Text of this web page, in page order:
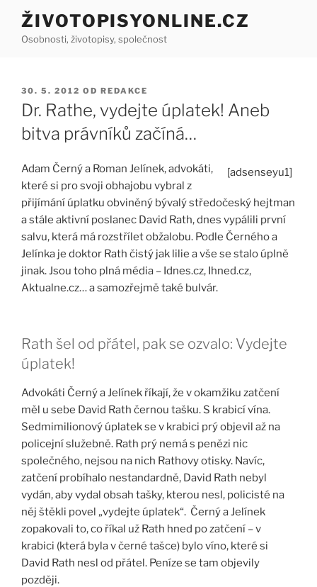
Přejít
obsahu
ŽIVOTOPISYONLINE.CZ
Osobnosti, životopisy, společnost
PUBLIKOVÁNO
30. 5. 2012 OD REDAKCE
Dr. Rathe, vydejte úplatek! Aneb
bitva právníků začíná…
[adsenseyu1]
Adam Černý a Roman Jelínek, advokáti,
které si pro svoji obhajobu vybral z
přijímání úplatku obviněný bývalý středočeský hejtman
a stále aktivní poslanec David Rath, dnes vypálili první
salvu, která má rozstřílet obžalobu. Podle Černého a
Jelínka je doktor Rath čistý jak lilie a vše se stalo úplně
jinak. Jsou toho plná média – Idnes.cz, Ihned.cz,
Aktualne.cz… a samozřejmě také bulvár.
Rath šel od přátel, pak se ozvalo: Vydejte
úplatek!
Advokáti Černý a Jelínek říkají, že v okamžiku zatčení
měl u sebe David Rath černou tašku. S krabicí vína.
Sedmimilionový úplatek se v krabici prý objevil až na
policejní služebně. Rath prý nemá s penězi nic
společného, nejsou na nich Rathovy otisky. Navíc,
zatčení probíhalo nestandardně, David Rath nebyl
vydán, aby vydal obsah tašky, kterou nesl, policisté na
něj štěkli povel „vydejte úplatek“. Černý a Jelínek
zopakovali to, co říkal už Rath hned po zatčení – v
krabici (která byla v černé tašce) bylo víno, které si
David Rath nesl od přátel. Peníze se tam objevily
později.